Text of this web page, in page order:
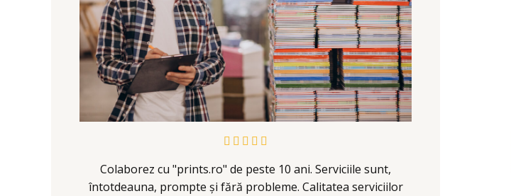
    
5
Colaborez cu "prints.ro" de peste 10 ani. Serviciile sunt,
întotdeauna, prompte și fără probleme. Calitatea serviciilor